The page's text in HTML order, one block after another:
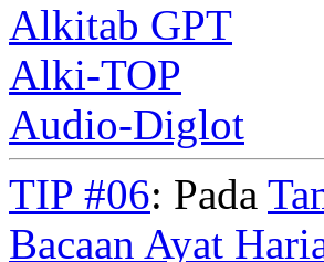
Alkitab GPT
Alki-TOP
Audio-Diglot
TIP #06: Pada
Bacaan Ayat